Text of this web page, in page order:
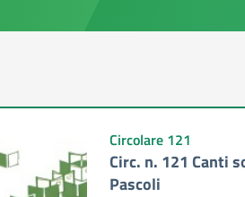
Circolare 121
Circ. n. 121 Canti
Pascoli